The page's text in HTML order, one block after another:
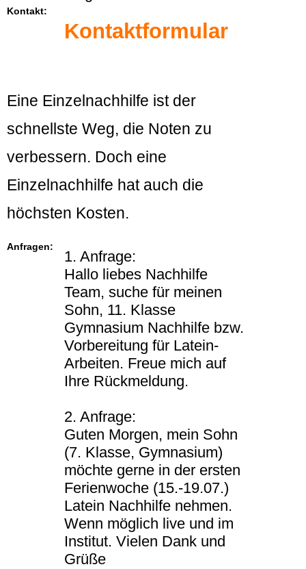
Kontakt:
Kontaktformular
Eine Einzelnachhilfe ist der
schnellste Weg, die Noten zu
verbessern. Doch eine
Einzelnachhilfe hat auch die
höchsten Kosten.
Anfragen:
1. Anfrage:
Hallo liebes Nachhilfe
Team, suche für meinen
Sohn, 11. Klasse
Gymnasium Nachhilfe bzw.
Vorbereitung für Latein-
Arbeiten. Freue mich auf
Ihre Rückmeldung.
2. Anfrage:
Guten Morgen, mein Sohn
(7. Klasse, Gymnasium)
möchte gerne in der ersten
Ferienwoche (15.-19.07.)
Latein Nachhilfe nehmen.
Wenn möglich live und im
Institut. Vielen Dank und
Grüße